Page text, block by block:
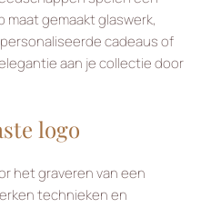
maat gemaakt glaswerk,
cadeaus of
aan je collectie door
logo
het graveren van een
technieken en